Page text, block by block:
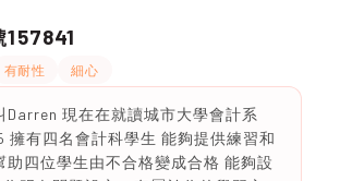
157841
有耐性 細心
Darren 現在在就讀城市大學會計系
擁有四名會計科學生 能夠提供練習和
助四位學生由不合格變成合格 能夠設